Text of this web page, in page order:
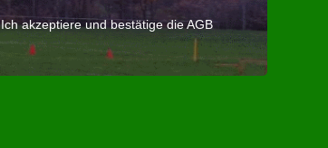
Ich akzeptiere und bestätige die AGB